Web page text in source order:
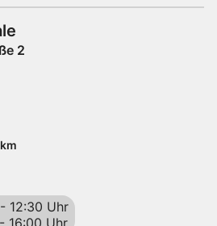
2
- 12:30 Uhr
- 16:00 Uhr